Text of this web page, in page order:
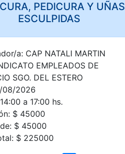
PEDICURA Y UÑAS
ESCULPIDAS
a: CAP NATALI MARTIN
EMPLEADOS DE
SGO. DEL ESTERO
08/2026
a 17:00 hs.
$ 45000
$ 45000
$ 225000